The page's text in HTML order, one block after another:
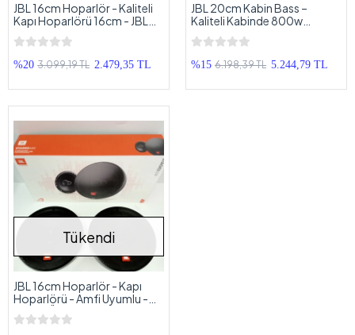
JBL 16cm Hoparlör - Kaliteli
Kapı Hoparlörü 16cm - JBL
Hoparlör 16cm
%20 3.099,19 TL 2.479,35 TL
JBL 20cm Kabin Bass –
Kaliteli Kabinde 800w
200RMS 20cm JBL
Subwoofer
%15 6.198,39 TL 5.244,79 TL
Tükendi
JBL 16cm Hoparlör - Kapı
Hoparlörü - Amfi Uyumlu -
Kaliteli Üründür